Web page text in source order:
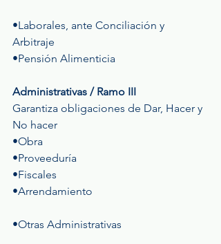
•Laborales, ante Conciliación y
Arbitraje
•Pensión Alimenticia
Administrativas / Ramo III
Garantiza obligaciones de Dar, Hacer y
No hacer
•Obra
•Proveeduría
•Fiscales
•Arrendamiento
•Otras Administrativas